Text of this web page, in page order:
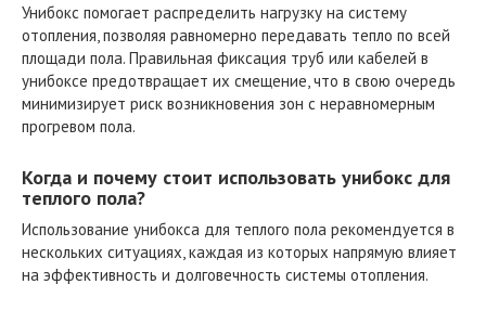
Унибокс помогает распределить нагрузку на систему
отопления, позволяя равномерно передавать тепло по всей
площади пола. Правильная фиксация труб или кабелей в
унибоксе предотвращает их смещение, что в свою очередь
минимизирует риск возникновения зон с неравномерным
прогревом пола.
Когда и почему стоит использовать унибокс для
теплого пола?
Использование унибокса для теплого пола рекомендуется в
нескольких ситуациях, каждая из которых напрямую влияет
на эффективность и долговечность системы отопления.